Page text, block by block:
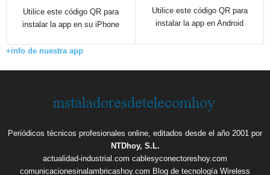
Utilice este código QR para
instalar la app en su iPhone
Utilice este código QR para
instalar la app en Android
+info de nuestra app
Periódicos técnicos profesionales online, editados desde el año 2001 por
NTDhoy, S.L.
actualidad-industrial.com cablesyconectoreshoy.com
comunicacionesinalambricashoy.com Blog de tecnología Wireless